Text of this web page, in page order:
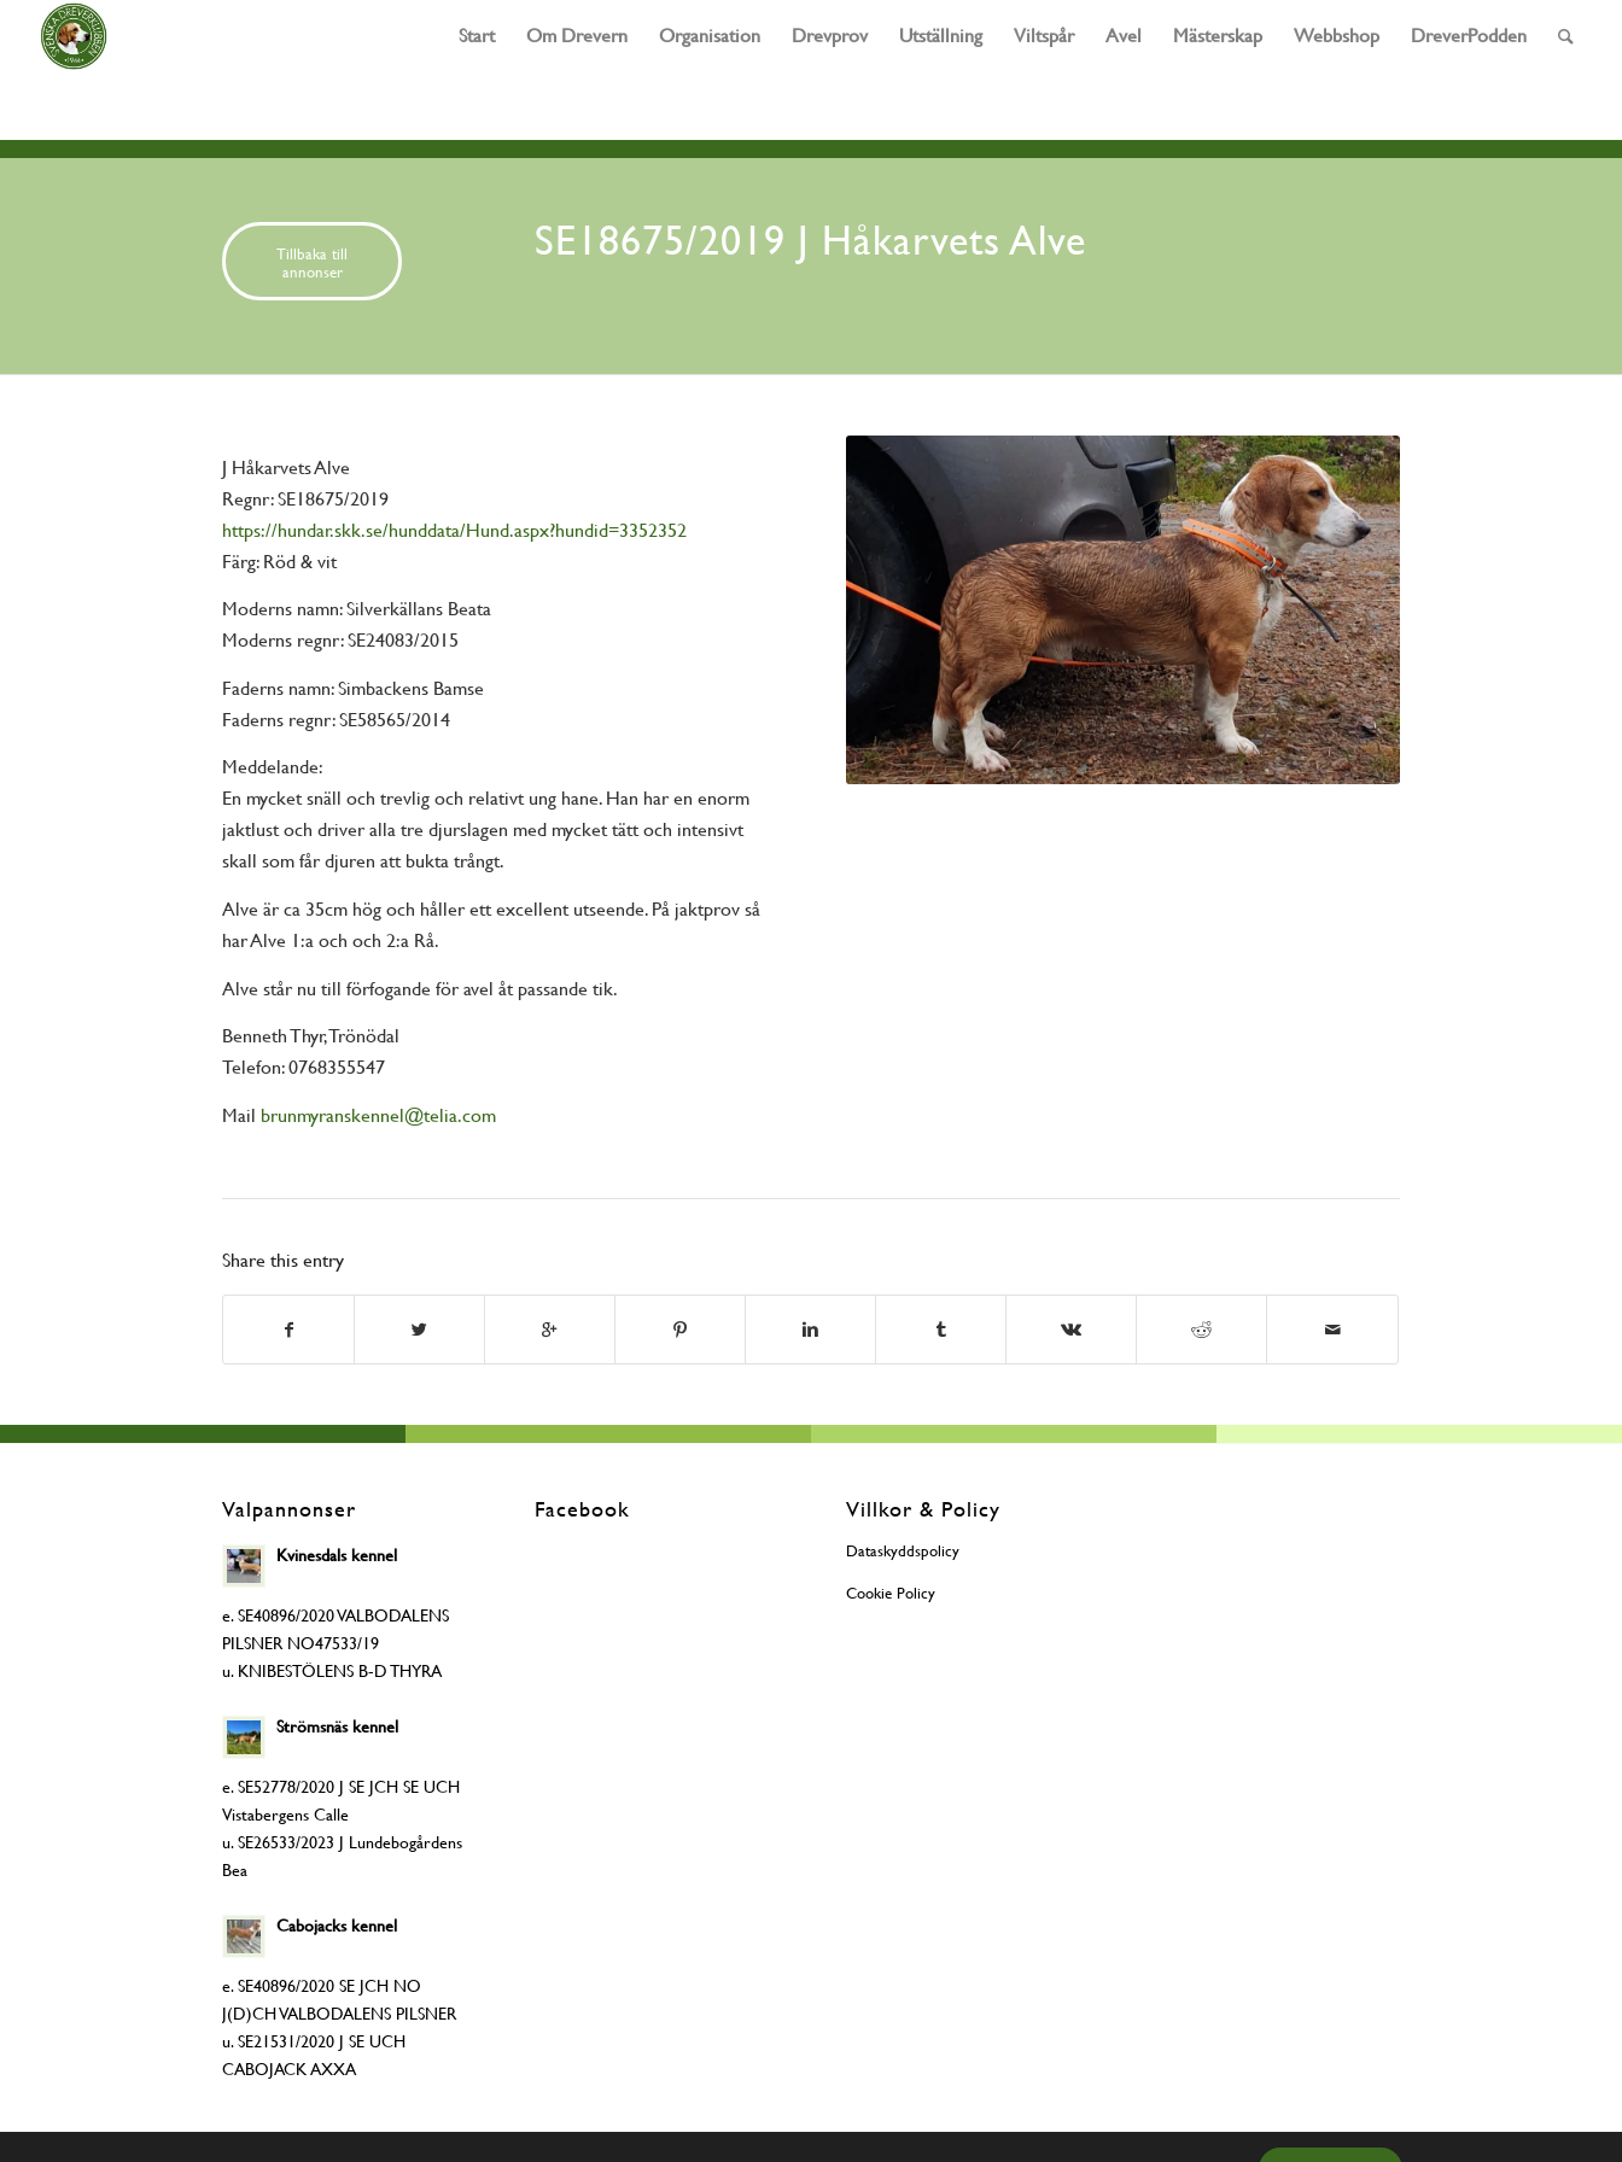
Start Om Drevern Organisation Drevprov Utställning Viltspår Avel Mästerskap Webbshop DreverPodden
Tillbaka till
annonser
SE18675/2019 J Håkarvets Alve
J Håkarvets Alve
Regnr: SE18675/2019
https://hundar.skk.se/hunddata/Hund.aspx?hundid=3352352
Färg: Röd & vit
Moderns namn: Silverkällans Beata
Moderns regnr: SE24083/2015
Faderns namn: Simbackens Bamse
Faderns regnr: SE58565/2014
Meddelande:
En mycket snäll och trevlig och relativt ung hane. Han har en enorm
jaktlust och driver alla tre djurslagen med mycket tätt och intensivt
skall som får djuren att bukta trångt.
Alve är ca 35cm hög och håller ett excellent utseende. På jaktprov så
har Alve 1:a och och 2:a Rå.
Alve står nu till förfogande för avel åt passande tik.
Benneth Thyr, Trönödal
Telefon: 0768355547
Mail brunmyranskennel@telia.com
Share this entry
Valpannonser
Kvinesdals kennel
e. SE40896/2020 VALBODALENS
PILSNER NO47533/19
u. KNIBESTÖLENS B-D THYRA
Strömsnäs kennel
e. SE52778/2020 J SE JCH SE UCH
Vistabergens Calle
u. SE26533/2023 J Lundebogårdens
Bea
Cabojacks kennel
e. SE40896/2020 SE JCH NO
J(D)CH VALBODALENS PILSNER
u. SE21531/2020 J SE UCH
CABOJACK AXXA
Facebook Villkor & Policy
Dataskyddspolicy
Cookie Policy